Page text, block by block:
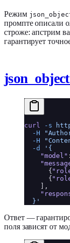
Режим
промпте описали
строже: апстрим
гарантирует
curl -s
  -H
  -H
  -d
'{
"model" :
{
{
,
  }'
Ответ —
поля зависят от